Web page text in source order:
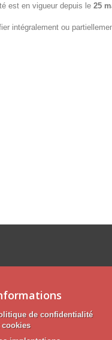
est en vigueur depuis le 25
intégralement ou
de confidentialité
cookies